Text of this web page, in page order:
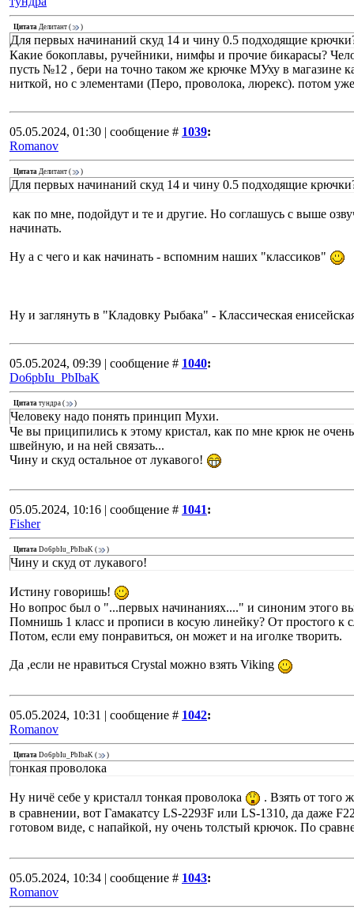
Цитата Делитант ( )
Для первых начинаний скуд 14 и чину 0.5 подходящие
Какие бокоплавы, ручейники, нимфы и прочие бикарасы?
пусть №12 , бери на точно таком же крючке МУху в магазине
ниткой, но с элементами (Перо, проволока, люрекс). потом уже
05.05.2024, 01:30 | сообщение # 1039:
Romanov
Цитата Делитант ( )
Для первых начинаний скуд 14 и чину 0.5 подходящие
как по мне, подойдут и те и другие. Но соглашусь с выше
начинать.
Ну а с чего и как начинать - вспомним наших "классиков"
Ну и заглянуть в "Кладовку Рыбака" - Классическая
05.05.2024, 09:39 | сообщение # 1040:
Do6pbIu_PbIbaK
Цитата тундра ( )
Человеку надо понять принцип Мухи.
Че вы приципились к этому кристал, как по мне крюк не
швейную, и на ней связать...
Чину и скуд остальное от лукавого!
05.05.2024, 10:16 | сообщение # 1041:
Fisher
Цитата Do6pbIu_PbIbaK ( )
Чину и скуд от лукавого!
Истину говоришь!
Но вопрос был о "...первых начинаниях...." и синоним этого
Помнишь 1 класс и прописи в косую линейку? От простого к
Потом, если ему понравиться, он может и на иголке творить.
Да ,если не нравиться Crystal можно взять Viking
05.05.2024, 10:31 | сообщение # 1042:
Romanov
Цитата Do6pbIu_PbIbaK ( )
тонкая проволока
Ну ничё себе у кристалл тонкая проволока
. Взять от того
в сравнении, вот Гамакатсу LS-2293F или LS-1310, да даже
готовом виде, с напайкой, ну очень толстый крючок. По
05.05.2024, 10:34 | сообщение # 1043:
Romanov